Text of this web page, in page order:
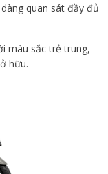
quan sát đầy đủ
màu sắc trẻ trung,
hữu.